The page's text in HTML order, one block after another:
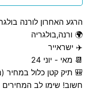
הרגע האחרון לורנה
🌍 ורנה,בולגריה
✈️ ישראייר
📆 מאי - יוני 24
🎒 תיק קטן כלול במחיר
חשוב! שימו לב המחירים